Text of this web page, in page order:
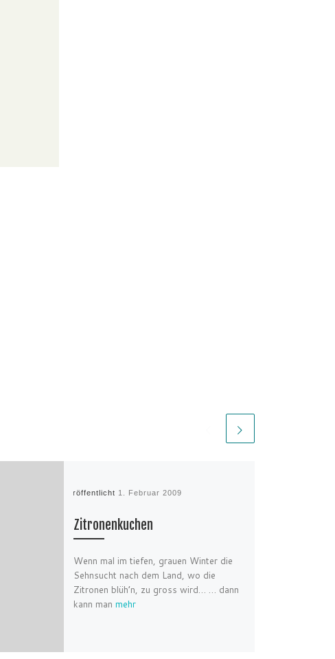
Veröffentlicht 1. Februar 2009
Zitronenkuchen
Wenn mal im tiefen, grauen Winter die
Sehnsucht nach dem Land, wo die
Zitronen blüh’n, zu gross wird… … dann
kann man mehr